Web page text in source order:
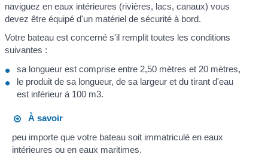
naviguez en eaux intérieures (rivières, lacs, canaux) vous
devez être équipé d'un matériel de sécurité à bord.
Votre bateau est concerné s'il remplit toutes les conditions
suivantes :
sa longueur est comprise entre 2,50 mètres et 20 mètres,
le produit de sa longueur, de sa largeur et du tirant d'eau
est inférieur à 100 m3.
À savoir
peu importe que votre bateau soit immatriculé en eaux
intérieures ou en eaux maritimes.